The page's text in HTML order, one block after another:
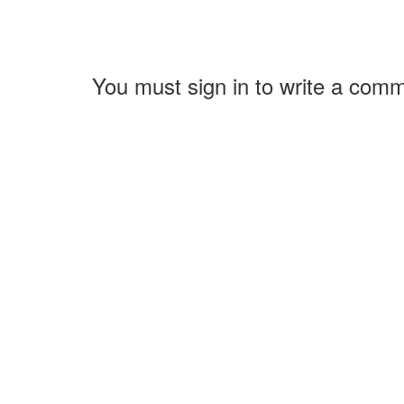
You must sign in to write a